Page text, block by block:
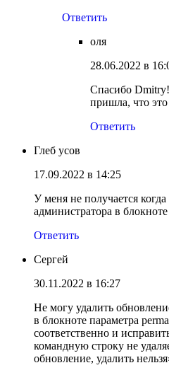
Ответить
оля
28.06.2022 в
Спасибо
пришла, что
Ответить
Глеб усов
17.09.2022 в 14:25
У меня не получается
администратора в
Ответить
Сергей
30.11.2022 в 16:27
Не могу удалить
в блокноте параметра
соответственно и
командную строку не
обновление, удалить